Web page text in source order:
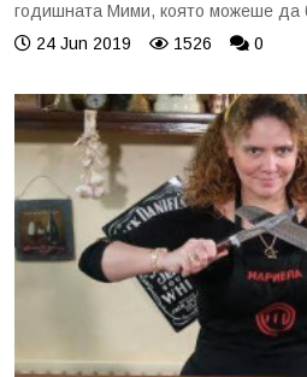
годишната Мими, която можеше да
24 Jun 2019
1526 0